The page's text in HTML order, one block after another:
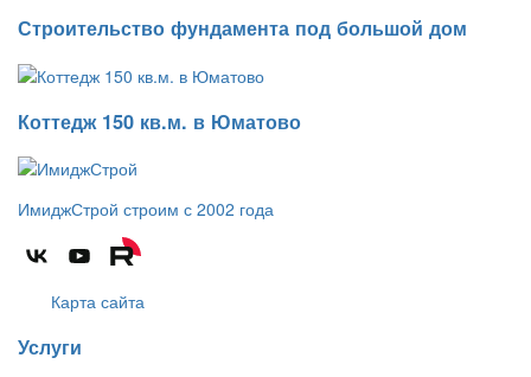
Строительство фундамента под большой дом
Коттедж 150 кв.м. в Юматово
ИмиджСтрой строим с 2002 года
Карта сайта
Услуги